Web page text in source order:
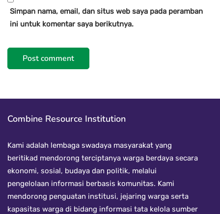
Simpan nama, email, dan situs web saya pada peramban
ini untuk komentar saya berikutnya.
Combine Resource Institution
Kami adalah lembaga swadaya masyarakat yang
beritikad mendorong terciptanya warga berdaya secara
ekonomi, sosial, budaya dan politik, melalui
pengelolaan informasi berbasis komunitas. Kami
mendorong penguatan institusi, jejaring warga serta
kapasitas warga di bidang informasi tata kelola sumber